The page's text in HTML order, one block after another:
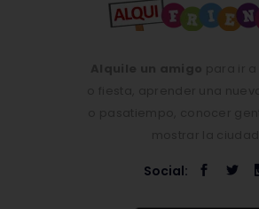
Social: